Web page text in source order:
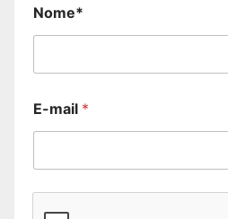
Nome*
E-mail *